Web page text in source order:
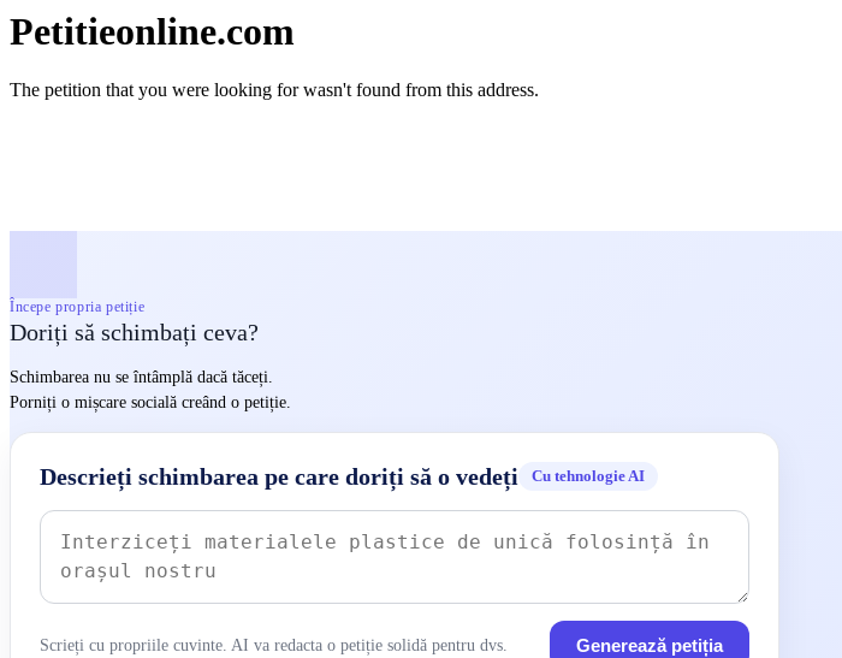
Petitieonline.com
The petition that you were looking for wasn't found from this address.
Începe propria petiție
Doriți să schimbați ceva?
Schimbarea nu se întâmplă dacă tăceți.
Porniți o mișcare socială creând o petiție.
Descrieți schimbarea pe care doriți să o vedeți Cu tehnologie AI
Scrieți cu propriile cuvinte. AI va redacta o petiție solidă pentru dvs. Generează petiția